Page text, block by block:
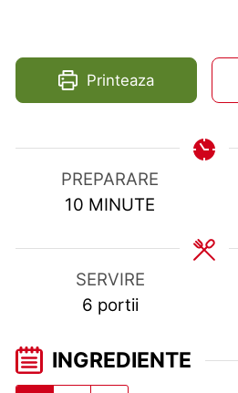
Printeaza
PREPARARE
10 MINUTES
MINUTE
SERVIRE
6 portii
INGREDIENTE